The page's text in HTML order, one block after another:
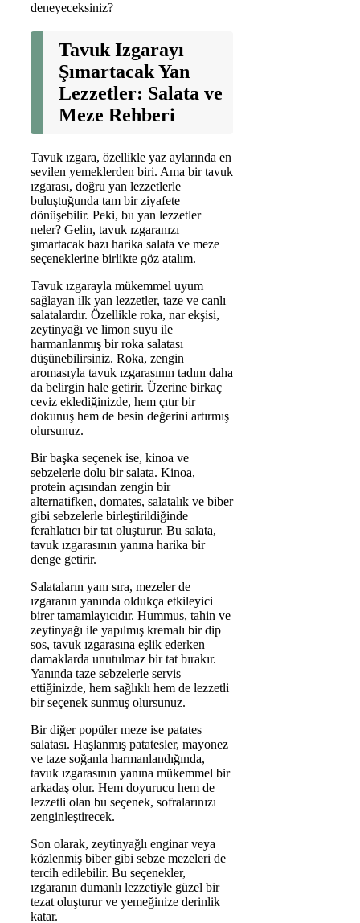
deneyeceksiniz?
Tavuk Izgarayı
Şımartacak Yan
Lezzetler: Salata ve
Meze Rehberi
Tavuk ızgara, özellikle yaz aylarında en
sevilen yemeklerden biri. Ama bir tavuk
ızgarası, doğru yan lezzetlerle
buluştuğunda tam bir ziyafete
dönüşebilir. Peki, bu yan lezzetler
neler? Gelin, tavuk ızgaranızı
şımartacak bazı harika salata ve meze
seçeneklerine birlikte göz atalım.
Tavuk ızgarayla mükemmel uyum
sağlayan ilk yan lezzetler, taze ve canlı
salatalardır. Özellikle roka, nar ekşisi,
zeytinyağı ve limon suyu ile
harmanlanmış bir roka salatası
düşünebilirsiniz. Roka, zengin
aromasıyla tavuk ızgarasının tadını daha
da belirgin hale getirir. Üzerine birkaç
ceviz eklediğinizde, hem çıtır bir
dokunuş hem de besin değerini artırmış
olursunuz.
Bir başka seçenek ise, kinoa ve
sebzelerle dolu bir salata. Kinoa,
protein açısından zengin bir
alternatifken, domates, salatalık ve biber
gibi sebzelerle birleştirildiğinde
ferahlatıcı bir tat oluşturur. Bu salata,
tavuk ızgarasının yanına harika bir
denge getirir.
Salataların yanı sıra, mezeler de
ızgaranın yanında oldukça etkileyici
birer tamamlayıcıdır. Hummus, tahin ve
zeytinyağı ile yapılmış kremalı bir dip
sos, tavuk ızgarasına eşlik ederken
damaklarda unutulmaz bir tat bırakır.
Yanında taze sebzelerle servis
ettiğinizde, hem sağlıklı hem de lezzetli
bir seçenek sunmuş olursunuz.
Bir diğer popüler meze ise patates
salatası. Haşlanmış patatesler, mayonez
ve taze soğanla harmanlandığında,
tavuk ızgarasının yanına mükemmel bir
arkadaş olur. Hem doyurucu hem de
lezzetli olan bu seçenek, sofralarınızı
zenginleştirecek.
Son olarak, zeytinyağlı enginar veya
közlenmiş biber gibi sebze mezeleri de
tercih edilebilir. Bu seçenekler,
ızgaranın dumanlı lezzetiyle güzel bir
tezat oluşturur ve yemeğinize derinlik
katar.